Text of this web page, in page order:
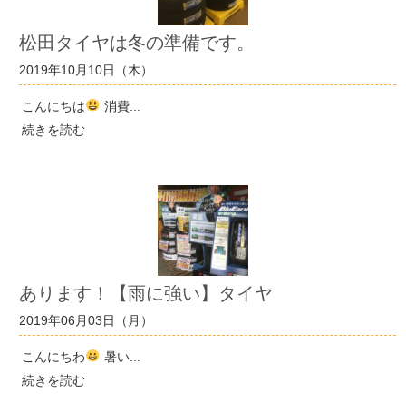
松田タイヤは冬の準備です。
2019年10月10日（木）
こんにちは
消費...
続きを読む
あります！【雨に強い】タイヤ
2019年06月03日（月）
こんにちわ
暑い...
続きを読む